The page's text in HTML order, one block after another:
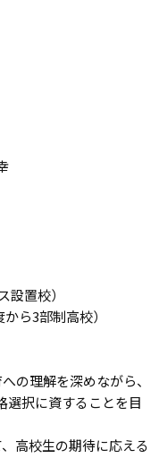
置校）
ら3部制高校）
の理解を深めながら、
選択に資することを目
高校生の期待に応える